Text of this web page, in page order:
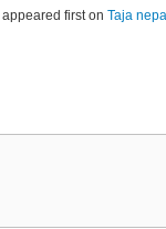
appeared first onTaja